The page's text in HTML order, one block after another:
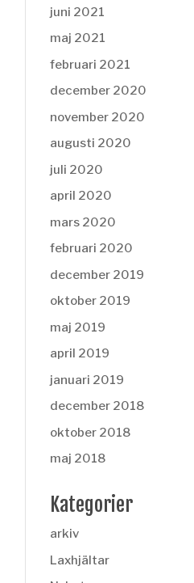
juni 2021
maj 2021
februari 2021
december 2020
november 2020
augusti 2020
juli 2020
april 2020
mars 2020
februari 2020
december 2019
oktober 2019
maj 2019
april 2019
januari 2019
december 2018
oktober 2018
maj 2018
Kategorier
arkiv
Laxhjältar